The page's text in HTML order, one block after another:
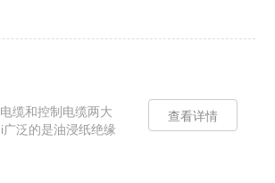
缆和控制电缆两大
泛的是油浸纸绝缘
查看详情